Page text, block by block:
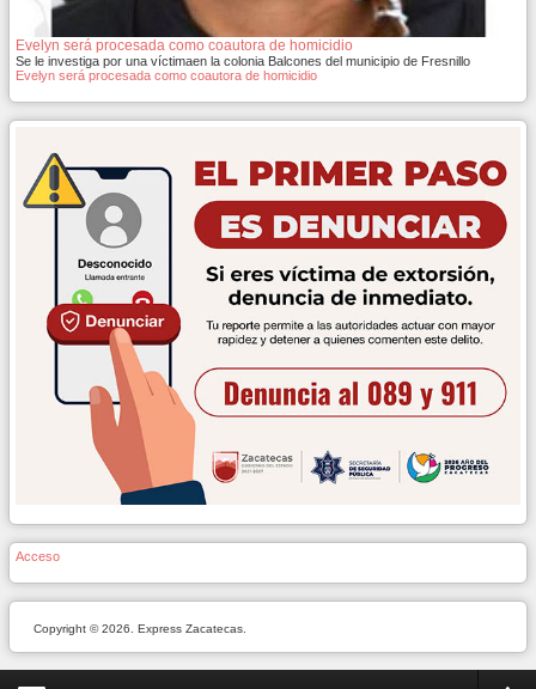
Evelyn será procesada como coautora de homicidio
Se le investiga por una víctimaen la colonia Balcones del municipio de Fresnillo
Evelyn será procesada como coautora de homicidio
Acceso
Copyright © 2026. Express Zacatecas.